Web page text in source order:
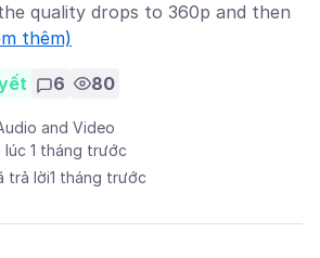
quality drops to 360p and then
thêm)
6 80
and Video
lúc 1 tháng trước
trả lời1 tháng trước